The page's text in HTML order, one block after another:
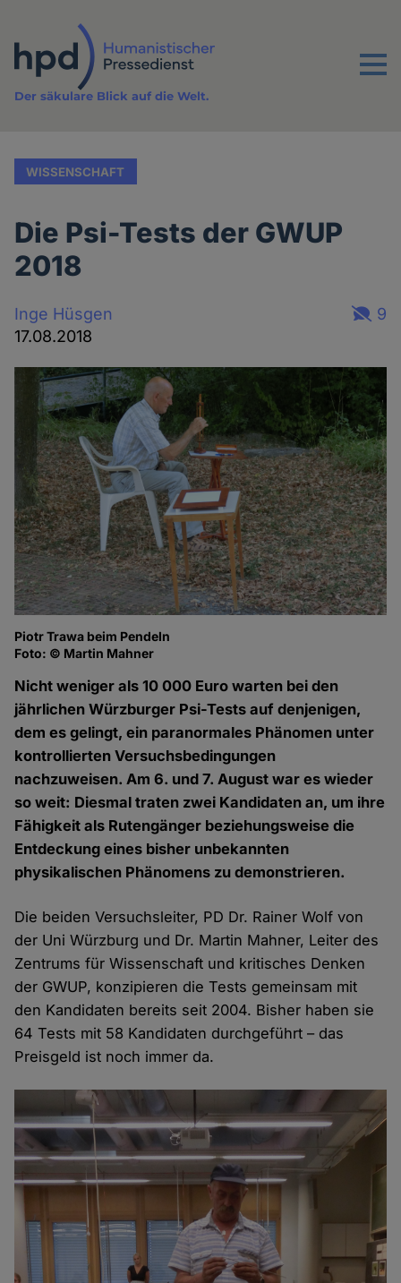
Inhalt
Menu
Der säkulare Blick auf die Welt.
WISSENSCHAFT
Die Psi-Tests der GWUP
2018
Inge Hüsgen
17.08.2018
9
Piotr Trawa beim Pendeln
Foto: © Martin Mahner
Nicht weniger als 10 000 Euro warten bei den
jährlichen Würzburger Psi-Tests auf denjenigen,
dem es gelingt, ein paranormales Phänomen unter
kontrollierten Versuchsbedingungen
nachzuweisen. Am 6. und 7. August war es wieder
so weit: Diesmal traten zwei Kandidaten an, um ihre
Fähigkeit als Rutengänger beziehungsweise die
Entdeckung eines bisher unbekannten
physikalischen Phänomens zu demonstrieren.
Die beiden Versuchsleiter, PD Dr. Rainer Wolf von
der Uni Würzburg und Dr. Martin Mahner, Leiter des
Zentrums für Wissenschaft und kritisches Denken
der GWUP, konzipieren die Tests gemeinsam mit
den Kandidaten bereits seit 2004. Bisher haben sie
64 Tests mit 58 Kandidaten durchgeführt – das
Preisgeld ist noch immer da.